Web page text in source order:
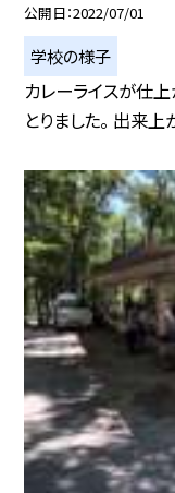
公開日 2022/07/01
学校の様子
カレーライスが仕
とりました。 出来上